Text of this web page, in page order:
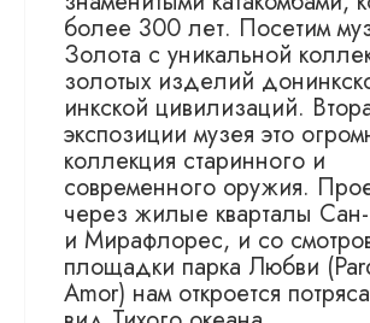
более 300 лет. Посетим
Золота с уникальной
золотых изделий
инкской цивилизаций.
экспозиции музея это
коллекция старинного и
современного оружия.
через жилые кварталы
и Мирафлорес, и со
площадки парка Любви
Amor) нам откроется